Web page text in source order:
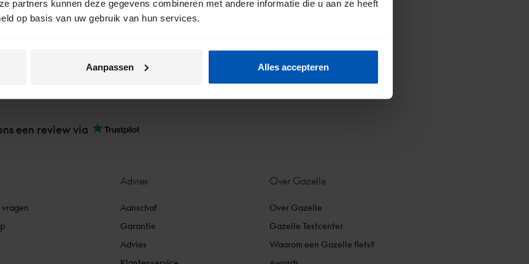
partners kunnen deze gegevens combineren met andere informatie die u aan ze heeft
op basis van uw gebruik van hun services.
Aanpassen Alles accepteren
een review via
Advies
Aanschaf
Garantie
Advies
Over Gazelle
Over Gazelle
Gazelle Testcenter
Waarom een Gazelle fiets?